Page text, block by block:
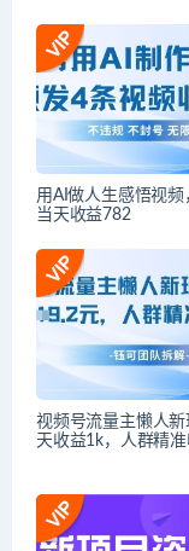
用AI做人生感悟视频
当天收益782
视频号流量主懒人
天收益1k，人群精